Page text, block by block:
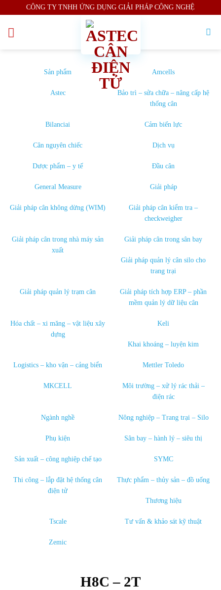
content
CÔNG TY TNHH ỨNG DỤNG GIẢI PHÁP CÔNG NGHỆ
Sản phẩm Amcells
Astec
Bảo trì – sửa chữa – nâng cấp hệ
thống cân
Bilanciai Cảm biến lực
Cân nguyên chiếc Dịch vụ
Dược phẩm – y tế Đầu cân
General Measure Giải pháp
Giải pháp cân không dừng (WIM)
Giải pháp cân kiểm tra –
checkweigher
Giải pháp cân trong nhà máy sản
xuất
Giải pháp cân trong sân bay
Giải pháp quản lý cân silo cho
trang trại
Giải pháp quản lý trạm cân
Giải pháp tích hợp ERP – phần
mềm quản lý dữ liệu cân
Hóa chất – xi măng – vật liệu xây
dựng
Keli
Khai khoáng – luyện kim
Logistics – kho vận – cảng biển Mettler Toledo
MKCELL
Môi trường – xử lý rác thải –
điện rác
Ngành nghề Nông nghiệp – Trang trại – Silo
Phụ kiện Sân bay – hành lý – siêu thị
Sản xuất – công nghiệp chế tạo SYMC
Thi công – lắp đặt hệ thống cân
điện tử
Thực phẩm – thủy sản – đồ uống
Thương hiệu
Tscale Tư vấn & khảo sát kỹ thuật
Zemic
H8C – 2T